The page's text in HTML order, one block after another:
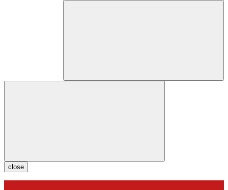
close